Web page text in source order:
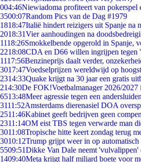
004:46Niewiadoma profiteert van pokerspel
3500:07Random Pics van de Dag #1979
1818:47Italië hindert reizigers uit Spanje na
2018:31Vier aanhoudingen na
1118:26Smokkelbende opgerold in Spanje,
2218:08CDA en D66 willen ingrijpen tegen
1117:56Benzineprijs daalt verder,
3017:47Voedselprijzen wereldwijd op
2314:33Quake krijgt na 30 jaar een gratis
214:30De FOK!Voetbalmanager 2026/2027
6513:48Meer agressie tegen een
3111:52Amsterdams dierenasiel DOA
2511:46Kabinet geeft bedrijven geen
2311:14OM eist TBS tegen verwarde man
3011:08Tropische hitte keert zondag terug
3010:12Trump grijpt weer in op
5509:51Dikke Van Dale neemt 'vulvalippen'
1409:40Meta krijgt half miljard boete voor